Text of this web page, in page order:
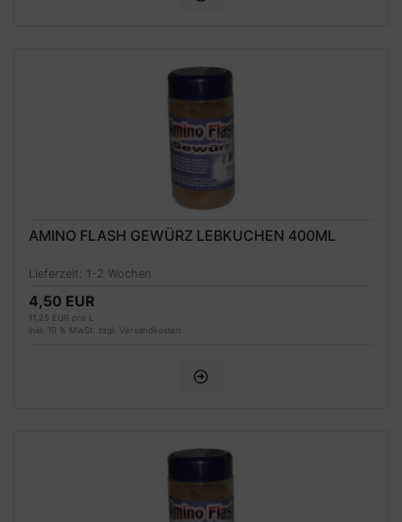
AMINO FLASH GEWÜRZ LEBKUCHEN 400ML
Lieferzeit: 1-2 Wochen
4,50 EUR
11,25 EUR pro L
inkl. 19 % MwSt. zzgl. Versandkosten